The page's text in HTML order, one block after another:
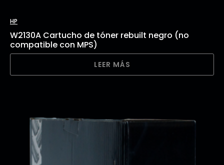
HP
W2130A Cartucho de tóner rebuilt negro (no
compatible con MPS)
LEER MÁS